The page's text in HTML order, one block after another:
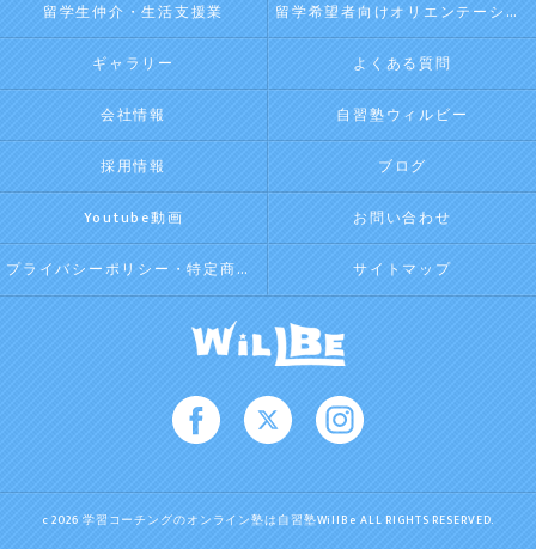
留学生仲介・生活支援業 留学希望者向けオリエンテーション
ギャラリー よくある質問
会社情報 自習塾ウィルビー
採用情報 ブログ
Youtube動画 お問い合わせ
プライバシーポリシー・特定商取引法に基づく表記 サイトマップ
c 2026 学習コーチングのオンライン塾は自習塾WillBe ALL RIGHTS RESERVED.